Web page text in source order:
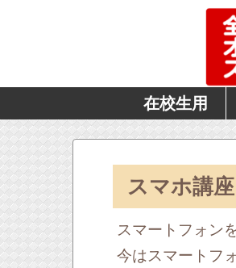
在校生用
スマホ講
スマートフォン
今はスマートフ